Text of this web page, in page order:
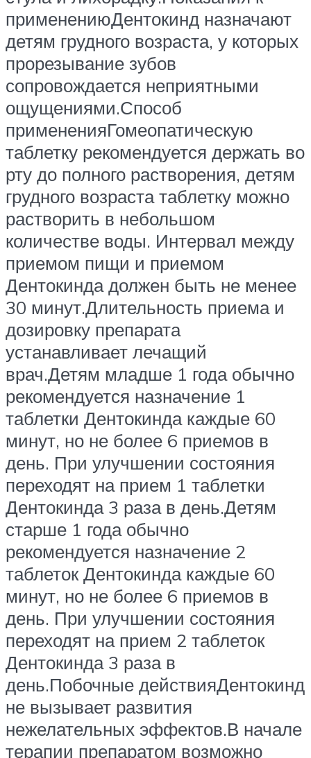
применениюДентокинд назначают
детям грудного возраста, у которых
прорезывание зубов
сопровождается неприятными
ощущениями.Способ
примененияГомеопатическую
таблетку рекомендуется держать во
рту до полного растворения, детям
грудного возраста таблетку можно
растворить в небольшом
количестве воды. Интервал между
приемом пищи и приемом
Дентокинда должен быть не менее
30 минут.Длительность приема и
дозировку препарата
устанавливает лечащий
врач.Детям младше 1 года обычно
рекомендуется назначение 1
таблетки Дентокинда каждые 60
минут, но не более 6 приемов в
день. При улучшении состояния
переходят на прием 1 таблетки
Дентокинда 3 раза в день.Детям
старше 1 года обычно
рекомендуется назначение 2
таблеток Дентокинда каждые 60
минут, но не более 6 приемов в
день. При улучшении состояния
переходят на прием 2 таблеток
Дентокинда 3 раза в
день.Побочные действияДентокинд
не вызывает развития
нежелательных эффектов.В начале
терапии препаратом возможно